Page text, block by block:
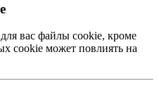
вас файлы cookie, кроме
cookie может повлиять на